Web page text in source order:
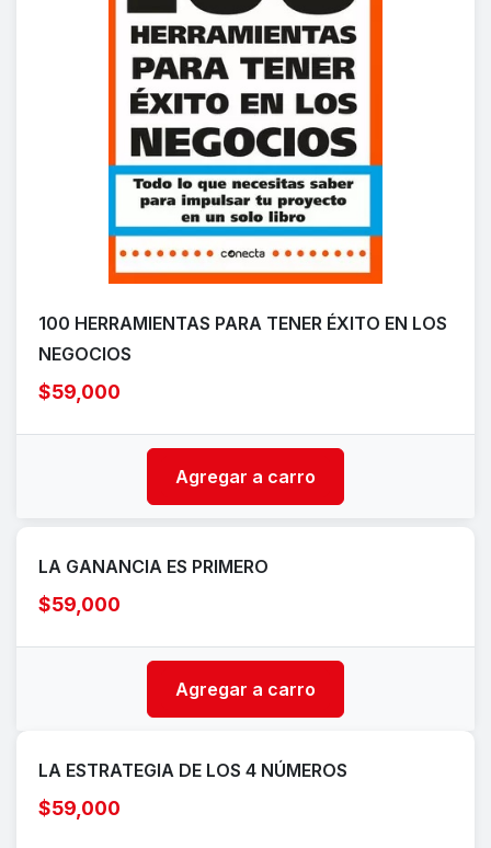
100 HERRAMIENTAS PARA TENER ÉXITO EN LOS
NEGOCIOS
$59,000
Agregar a carro
LA GANANCIA ES PRIMERO
$59,000
Agregar a carro
LA ESTRATEGIA DE LOS 4 NÚMEROS
$59,000